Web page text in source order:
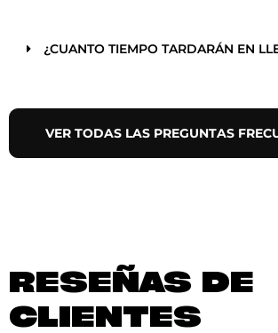
¿CUANTO TIEMPO TARDARÁN EN
VER TODAS LAS PREGUNTAS
RESEÑAS DE
CLIENTES